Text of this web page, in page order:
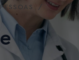
PESSOAS